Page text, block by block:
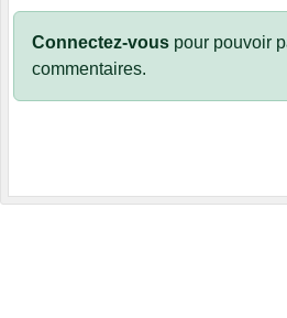
Connectez-vous pour pouvoir
commentaires.